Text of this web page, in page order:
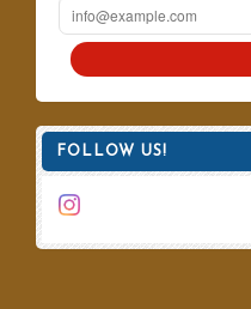
FOLLOW US!